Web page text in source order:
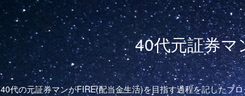
40代元証券マ
40代の元証券マンがFIRE(配当金生活)を目指す過程を記したブ